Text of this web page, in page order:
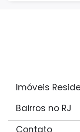
Imóveis
Bairros no RJ